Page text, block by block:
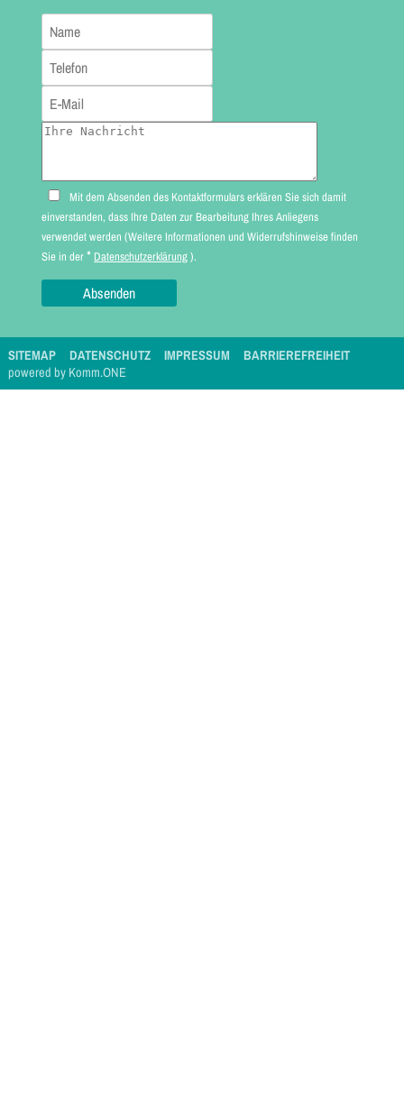
Mit dem Absenden des Kontaktformulars erklären Sie sich damit
einverstanden, dass Ihre Daten zur Bearbeitung Ihres Anliegens
verwendet werden (Weitere Informationen und Widerrufshinweise finden
Sie in der* Datenschutzerklärung).
SITEMAP DATENSCHUTZ IMPRESSUM
BARRIEREFREIHEIT
powered by Komm.ONE